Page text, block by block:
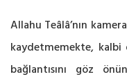
Allahu Teâlâ’nın
kaydetmemekte, kalbi
bağlantısını göz